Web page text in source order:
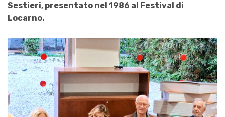
Sestieri, presentato nel 1986 al Festival di
Locarno.